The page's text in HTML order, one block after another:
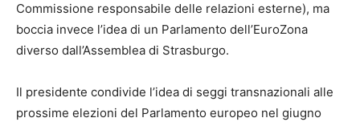
Commissione responsabile delle relazioni esterne), ma
boccia invece l’idea di un Parlamento dell’EuroZona
diverso dall’Assemblea di Strasburgo.
Il presidente condivide l’idea di seggi transnazionali alle
prossime elezioni del Parlamento europeo nel giugno